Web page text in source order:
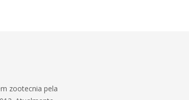
zootecnia pela